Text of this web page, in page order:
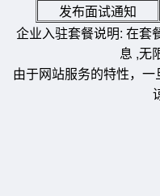
发布面试通知
企业入驻套餐说明: 在套
息 ,无
由于网站服务的特性，